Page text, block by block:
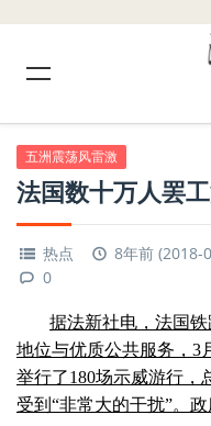
五洲震荡风雷激
法国数十万人罢
热点 8年前 (2018-
0
据法新社电，法国
地位与优质公共服务，3
举行了180场示威游行，
受到“非常大的干扰”。政